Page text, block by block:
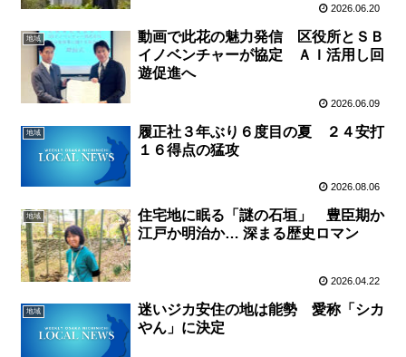
2026.06.20
地域
動画で此花の魅力発信 区役所とＳＢ
イノベンチャーが協定 ＡＩ活用し回
遊促進へ
2026.06.09
地域
履正社３年ぶり６度目の夏 ２４安打
１６得点の猛攻
2026.08.06
地域
住宅地に眠る「謎の石垣」 豊臣期か
江戸か明治か… 深まる歴史ロマン
2026.04.22
地域
迷いジカ安住の地は能勢 愛称「シカ
やん」に決定